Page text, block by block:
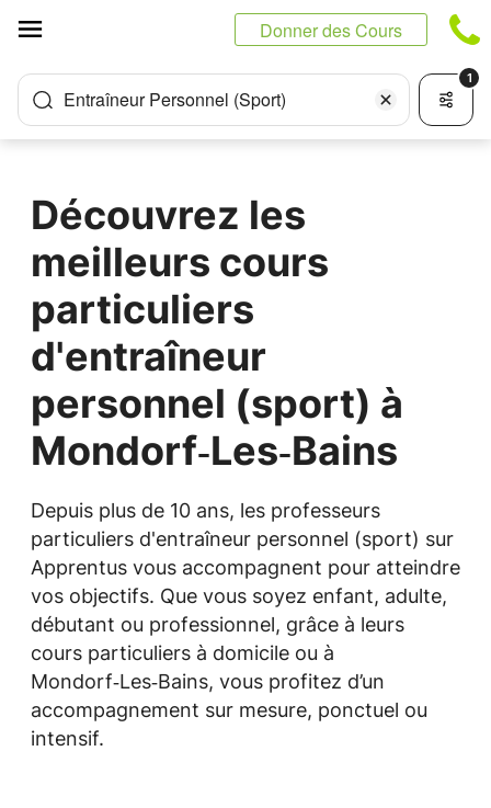
Donner des Cours
Entraîneur Personnel (Sport)
1
Découvrez les
meilleurs cours
particuliers
d'entraîneur
personnel (sport) à
Mondorf‑Les‑Bains
Depuis plus de 10 ans, les professeurs
particuliers d'entraîneur personnel (sport) sur
Apprentus vous accompagnent pour atteindre
vos objectifs. Que vous soyez enfant, adulte,
débutant ou professionnel, grâce à leurs
cours particuliers à domicile ou à
Mondorf‑Les‑Bains, vous profitez d’un
accompagnement sur mesure, ponctuel ou
intensif.